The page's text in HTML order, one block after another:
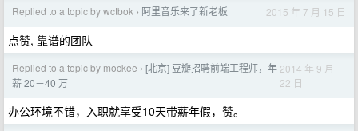
Replied to a topic by wctbok › 阿里音乐来了新老板 2015 年 7 月 15 日
点赞, 靠谱的团队
Replied to a topic by mockee › [北京] 豆瓣招聘前端工程师，年
薪 20－40 万
2014 年 9 月
22 日
办公环境不错，入职就享受10天带薪年假，赞。